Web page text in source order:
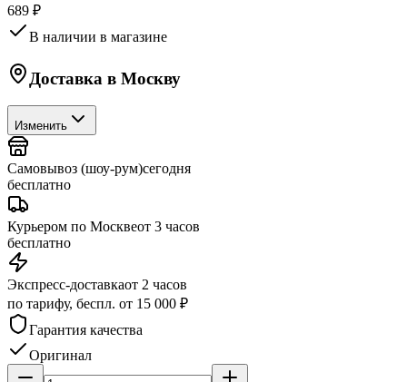
689 ₽
В наличии в магазине
Доставка в Москву
Изменить
Самовывоз (шоу-рум)сегодня
бесплатно
Курьером по Москвеот 3 часов
бесплатно
Экспресс-доставкаот 2 часов
по тарифу, беспл. от 15 000 ₽
Гарантия качества
Оригинал